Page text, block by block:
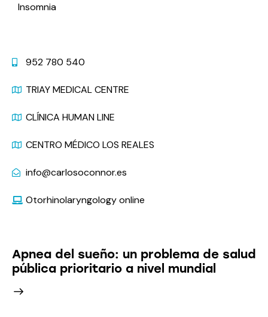
Insomnia
952 780 540
TRIAY MEDICAL CENTRE
CLÍNICA HUMAN LINE
CENTRO MÉDICO LOS REALES
info@carlosoconnor.es
Otorhinolaryngology online
Apnea del sueño: un problema de salud
pública prioritario a nivel mundial